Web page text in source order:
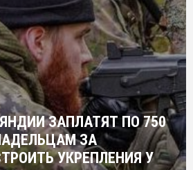
ЗАПЛАТЯТ ПО 750
ЗА
УКРЕПЛЕНИЯ У